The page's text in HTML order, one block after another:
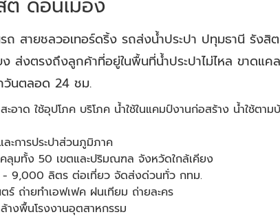
ถ สายชลวอเทอร์ดริ้ง รถส่งน้ำประปา ปทุมธานี รังสิ
ส่งตรงถึงลูกค้าที่อยู่ในพื้นที่น้ำประปาไม่ไหล ขาดแค
วันตลอด 24 ชม.
อาด ใช้อุปโภค บริโภค น้ำใช้ในแคมป์งานก่อสร้าง น้ำใช้ตา
ะการประปาส่วนภูมิภาค
ลุมทั้ง 50 เขตและปริมณฑล จังหวัดใกล้เคียง
- 9,000 ลิตร ต่อเที่ยว จัดส่งด่วนทั่ว กทม.
ร์ ถ่ายทำเอฟเฟค ฝนเทียม ถ่ายละคร
งพื้นโรงงานอุตสาหกรรม